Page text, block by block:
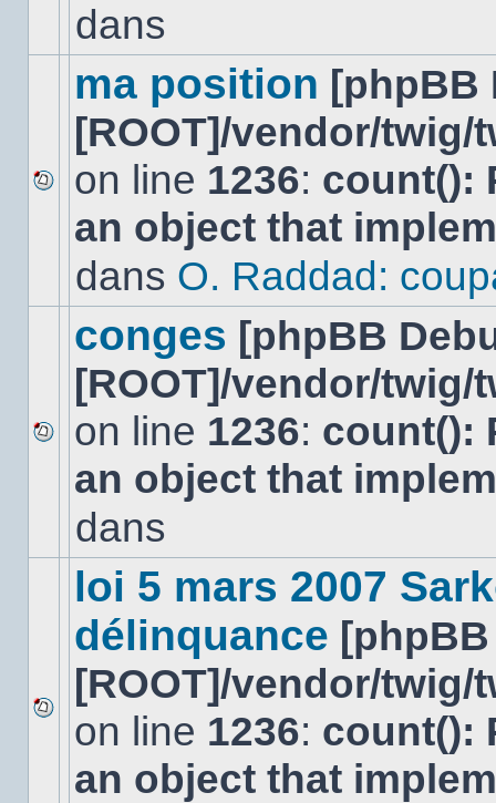
dansdans
Aucun
nouveau
message
sujet.
ma position [phpBB
[ROOT]/vendor/
on line 1236: count():
an object that
dans O. Raddad:
Aucun
nouveau
message
sujet.
conges [phpBB
[ROOT]/vendor/
on line 1236: count():
an object that
dans
Aucun
nouveau
message
non-
loi 5 mars 2007
délinquance
[ROOT]/vendor/
on line 1236: count():
an object that